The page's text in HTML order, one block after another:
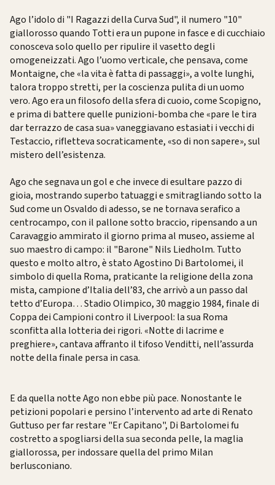
Ago l’idolo di "I Ragazzi della Curva Sud", il numero "10"
giallorosso quando Totti era un pupone in fasce e di cucchiaio
conosceva solo quello per ripulire il vasetto degli
omogeneizzati. Ago l’uomo verticale, che pensava, come
Montaigne, che «la vita è fatta di passaggi», a volte lunghi,
talora troppo stretti, per la coscienza pulita di un uomo
vero. Ago era un filosofo della sfera di cuoio, come Scopigno,
e prima di battere quelle punizioni-bomba che «pare le tira
dar terrazzo de casa sua» vaneggiavano estasiati i vecchi di
Testaccio, rifletteva socraticamente, «so di non sapere», sul
mistero dell’esistenza.
Ago che segnava un gol e che invece di esultare pazzo di
gioia, mostrando superbo tatuaggi e smitragliando sotto la
Sud come un Osvaldo di adesso, se ne tornava serafico a
centrocampo, con il pallone sotto braccio, ripensando a un
Caravaggio ammirato il giorno prima al museo, assieme al
suo maestro di campo: il "Barone" Nils Liedholm. Tutto
questo e molto altro, è stato Agostino Di Bartolomei, il
simbolo di quella Roma, praticante la religione della zona
mista, campione d’Italia dell’83, che arrivò a un passo dal
tetto d’Europa… Stadio Olimpico, 30 maggio 1984, finale di
Coppa dei Campioni contro il Liverpool: la sua Roma
sconfitta alla lotteria dei rigori. «Notte di lacrime e
preghiere», cantava affranto il tifoso Venditti, nell’assurda
notte della finale persa in casa.
E da quella notte Ago non ebbe più pace. Nonostante le
petizioni popolari e persino l’intervento ad arte di Renato
Guttuso per far restare "Er Capitano", Di Bartolomei fu
costretto a spogliarsi della sua seconda pelle, la maglia
giallorossa, per indossare quella del primo Milan
berlusconiano.